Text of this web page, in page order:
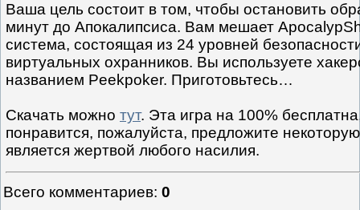
Ваша цель состоит в том, чтобы остановить
минут до Апокалипсиса. Вам мешает
система, состоящая из 24 уровней
виртуальных охранников. Вы используете
названием Peekpoker. Приготовьтесь…
Скачать можно тут. Эта игра на 100%
понравится, пожалуйста, предложите
является жертвой любого насилия.
Всего комментариев: 0